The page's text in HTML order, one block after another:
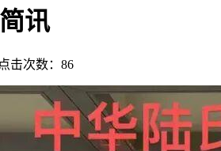
讯
击次数：86